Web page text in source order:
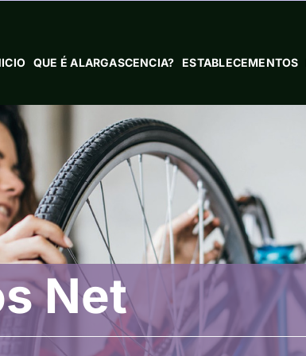
QUE É ALARGASCENCIA? ESTABLECEMENTOS
Net